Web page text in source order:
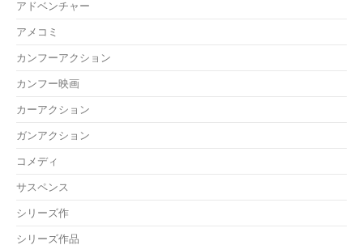
アドベンチャー
アメコミ
カンフーアクション
カンフー映画
カーアクション
ガンアクション
コメディ
サスペンス
シリーズ作
シリーズ作品